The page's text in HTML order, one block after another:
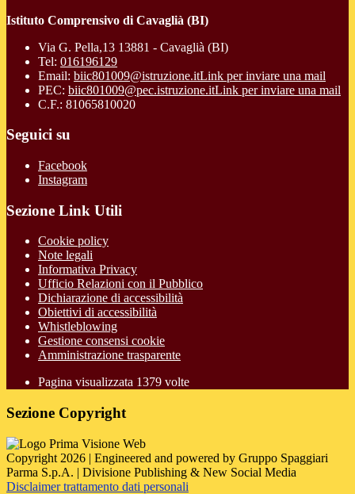
Istituto Comprensivo di Cavaglià (BI)
Via G. Pella,13 13881 - Cavaglià (BI)
Tel: 016196129
Email: biic801009@istruzione.itLink per inviare una mail
PEC: biic801009@pec.istruzione.itLink per inviare una mail
C.F.: 81065810020
Seguici su
Facebook
Instagram
Sezione Link Utili
Cookie policy
Note legali
Informativa Privacy
Ufficio Relazioni con il Pubblico
Dichiarazione di accessibilità
Obiettivi di accessibilità
Whistleblowing
Gestione consensi cookie
Amministrazione trasparente
Pagina visualizzata 1379 volte
Sezione Copyright
Copyright 2026 | Engineered and powered by Gruppo Spaggiari
Parma S.p.A. | Divisione Publishing & New Social Media
Disclaimer trattamento dati personali